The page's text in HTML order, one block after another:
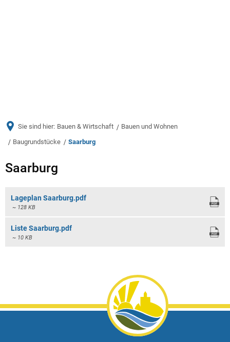
Sie sind hier: Bauen & Wirtschaft
Bauen und Wohnen
Baugrundstücke
Saarburg
Saarburg
Saarburg
Lageplan Saarburg.pdf
~ 128 KB
Liste Saarburg.pdf
~ 10 KB